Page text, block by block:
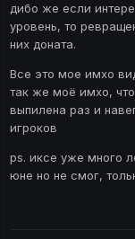
дибо же если
уровень, то
них доната.
Все это мое имхо
так же моё имхо,
выпилена раз и
игроков
ps. иксе уже много
юне но не смог,